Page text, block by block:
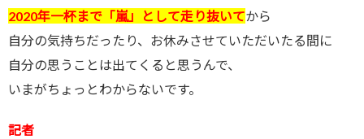
2020年一杯まで「嵐」として走り抜いてから
自分の気持ちだったり、お休みさせていただいたる間に
自分の思うことは出てくると思うんで、
いまがちょっとわからないです。
記者